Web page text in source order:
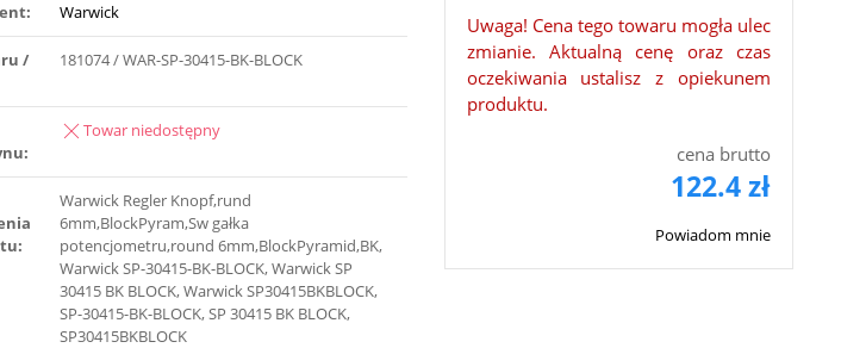
Warwick
/
181074 / WAR-SP-30415-BK-BLOCK
Towar niedostępny
Warwick Regler Knopf,rund
6mm,BlockPyram,Sw gałka
potencjometru,round 6mm,BlockPyramid,BK,
Warwick SP-30415-BK-BLOCK, Warwick SP
30415 BK BLOCK, Warwick SP30415BKBLOCK,
SP-30415-BK-BLOCK, SP 30415 BK BLOCK,
SP30415BKBLOCK
Uwaga! Cena tego towaru mogła ulec
zmianie. Aktualną cenę oraz czas
oczekiwania ustalisz z opiekunem
produktu.
cena brutto
122.4 zł
Powiadom mnie